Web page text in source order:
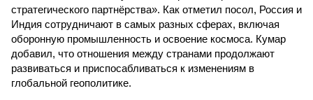
стратегического партнёрства». Как отметил посол, Россия и
Индия сотрудничают в самых разных сферах, включая
оборонную промышленность и освоение космоса. Кумар
добавил, что отношения между странами продолжают
развиваться и приспосабливаться к изменениям в
глобальной геополитике.